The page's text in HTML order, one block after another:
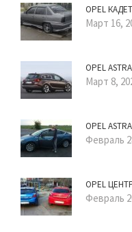
OPEL КАДЕТ
Март 16,
OPEL
Март 8,
OPEL
Февраль
OPEL
Февраль